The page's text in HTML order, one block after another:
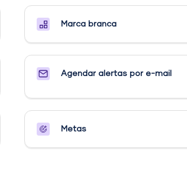
Marca branca
Agendar alertas por e-mail
Metas​